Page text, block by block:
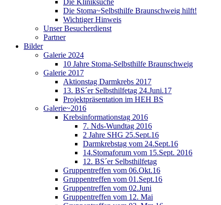
Die Stoma~Selbsthilfe Braunschweig hilft!
Wichtiger Hinweis
Unser Besucherdienst
Partner
Bilder
Galerie 2024
10 Jahre Stoma-Selbsthilfe Braunschweig
Galerie 2017
Aktionstag Darmkrebs 2017
13. BS´er Selbsthilfetag 24.Juni.17
Projektpräsentation im HEH BS
Galerie~2016
Krebsinformationstag 2016
7. Nds-Wundtag 2016
2 Jahre SHG 25.Sept.16
Darmkrebstag vom 24.Sept.16
14.Stomaforum vom 15.Sept. 2016
12. BS´er Selbsthilfetag
Gruppentreffen vom 06.Okt.16
Gruppentreffen vom 01.Sept.16
Gruppentreffen vom 02.Juni
Gruppentreffen vom 12. Mai